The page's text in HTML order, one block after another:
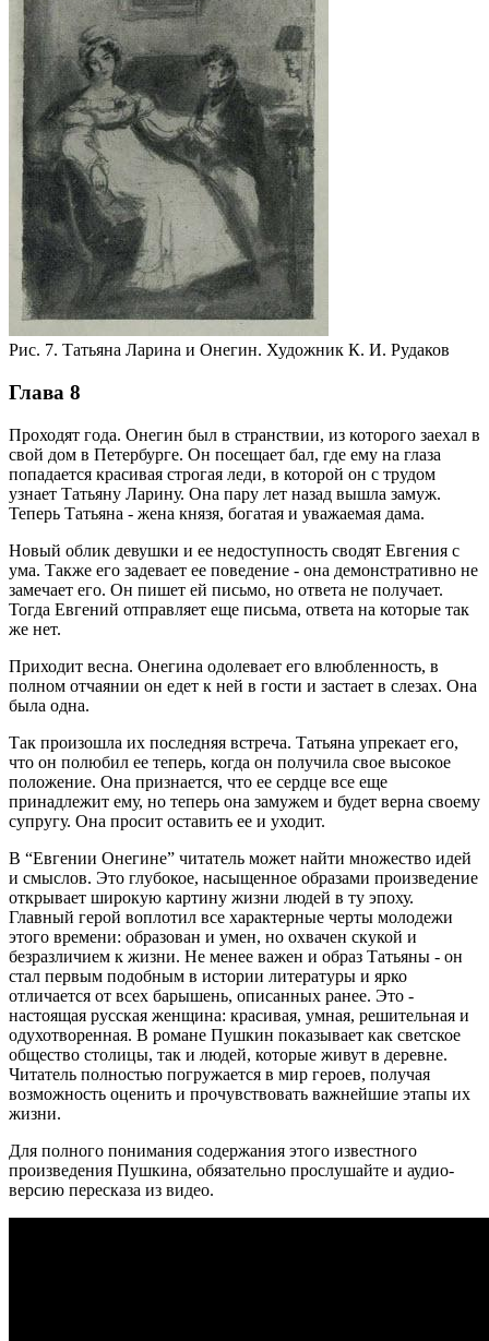
Рис. 7. Татьяна Ларина и Онегин. Художник К. И. Рудаков
Глава 8
Проходят года. Онегин был в странствии, из которого заехал в
свой дом в Петербурге. Он посещает бал, где ему на глаза
попадается красивая строгая леди, в которой он с трудом
узнает Татьяну Ларину. Она пару лет назад вышла замуж.
Теперь Татьяна - жена князя, богатая и уважаемая дама.
Новый облик девушки и ее недоступность сводят Евгения с
ума. Также его задевает ее поведение - она демонстративно не
замечает его. Он пишет ей письмо, но ответа не получает.
Тогда Евгений отправляет еще письма, ответа на которые так
же нет.
Приходит весна. Онегина одолевает его влюбленность, в
полном отчаянии он едет к ней в гости и застает в слезах. Она
была одна.
Так произошла их последняя встреча. Татьяна упрекает его,
что он полюбил ее теперь, когда он получила свое высокое
положение. Она признается, что ее сердце все еще
принадлежит ему, но теперь она замужем и будет верна своему
супругу. Она просит оставить ее и уходит.
В “Евгении Онегине” читатель может найти множество идей
и смыслов. Это глубокое, насыщенное образами произведение
открывает широкую картину жизни людей в ту эпоху.
Главный герой воплотил все характерные черты молодежи
этого времени: образован и умен, но охвачен скукой и
безразличием к жизни. Не менее важен и образ Татьяны - он
стал первым подобным в истории литературы и ярко
отличается от всех барышень, описанных ранее. Это -
настоящая русская женщина: красивая, умная, решительная и
одухотворенная. В романе Пушкин показывает как светское
общество столицы, так и людей, которые живут в деревне.
Читатель полностью погружается в мир героев, получая
возможность оценить и прочувствовать важнейшие этапы их
жизни.
Для полного понимания содержания этого известного
произведения Пушкина, обязательно прослушайте и аудио-
версию пересказа из видео.